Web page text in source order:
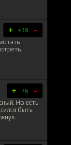
+ +19 -
+ +6 -
Но есть
быть